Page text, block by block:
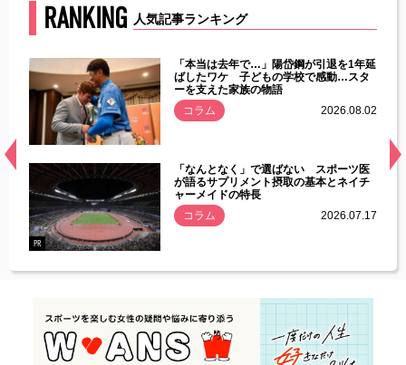
RANKING 人気記事ランキング
常
「本当は去年で…」陽岱鋼が引退を1年延
ばしたワケ 子どもの学校で感動…スタ
ーを支えた家族の物語
コラム
2026.08.02
PR
「なんとなく」で選ばない スポーツ医
が語るサプリメント摂取の基本とネイチ
ャーメイドの特長
コラム
2026.07.17